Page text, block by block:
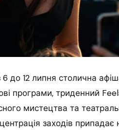
6 до 12 липня столична
програми, триденний
мистецтва та
заходів припадає